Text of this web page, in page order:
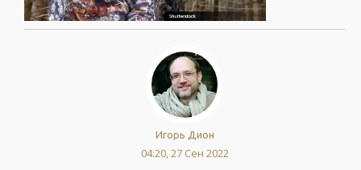
Игорь Дион
04:20, 27 Сен 2022